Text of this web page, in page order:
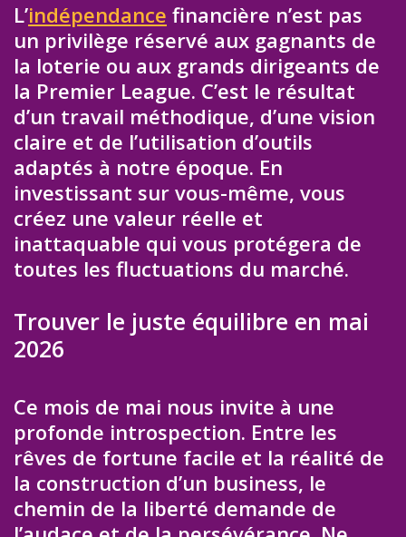
L’indépendance financière n’est pas
un privilège réservé aux gagnants de
la loterie ou aux grands dirigeants de
la Premier League. C’est le résultat
d’un travail méthodique, d’une vision
claire et de l’utilisation d’outils
adaptés à notre époque. En
investissant sur vous-même, vous
créez une valeur réelle et
inattaquable qui vous protégera de
toutes les fluctuations du marché.
Trouver le juste équilibre en mai
2026
Ce mois de mai nous invite à une
profonde introspection. Entre les
rêves de fortune facile et la réalité de
la construction d’un business, le
chemin de la liberté demande de